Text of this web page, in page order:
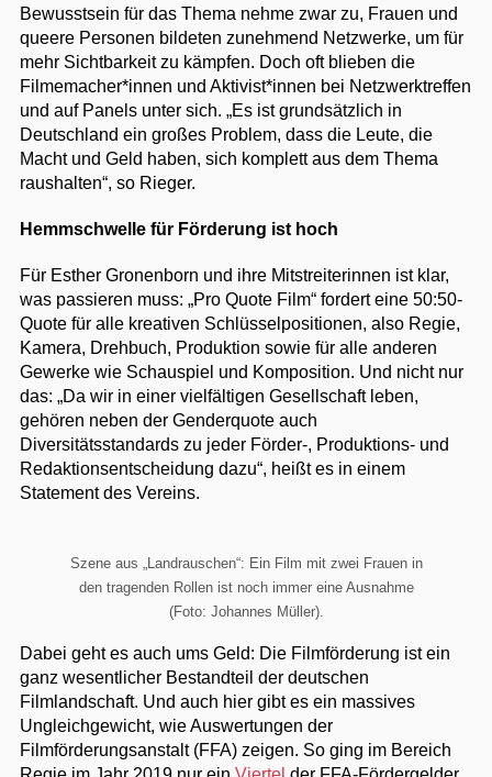
Bewusstsein für das Thema nehme zwar zu, Frauen und
queere Personen bildeten zunehmend Netzwerke, um für
mehr Sichtbarkeit zu kämpfen. Doch oft blieben die
Filmemacher*innen und Aktivist*innen bei Netzwerktreffen
und auf Panels unter sich. „Es ist grundsätzlich in
Deutschland ein großes Problem, dass die Leute, die
Macht und Geld haben, sich komplett aus dem Thema
raushalten“, so Rieger.
Hemmschwelle für Förderung ist hoch
Für Esther Gronenborn und ihre Mitstreiterinnen ist klar,
was passieren muss: „Pro Quote Film“ fordert eine 50:50-
Quote für alle kreativen Schlüsselpositionen, also Regie,
Kamera, Drehbuch, Produktion sowie für alle anderen
Gewerke wie Schauspiel und Komposition. Und nicht nur
das: „Da wir in einer vielfältigen Gesellschaft leben,
gehören neben der Genderquote auch
Diversitätsstandards zu jeder Förder-, Produktions- und
Redaktionsentscheidung dazu“, heißt es in einem
Statement des Vereins.
Szene aus „Landrauschen“: Ein Film mit zwei Frauen in
den tragenden Rollen ist noch immer eine Ausnahme
(Foto: Johannes Müller).
Dabei geht es auch ums Geld: Die Filmförderung ist ein
ganz wesentlicher Bestandteil der deutschen
Filmlandschaft. Und auch hier gibt es ein massives
Ungleichgewicht, wie Auswertungen der
Filmförderungsanstalt (FFA) zeigen. So ging im Bereich